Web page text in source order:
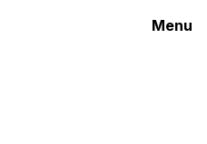
Menu